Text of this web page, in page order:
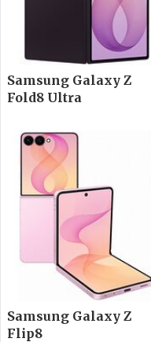
Samsung Galaxy Z
Fold8 Ultra
Samsung Galaxy Z
Flip8